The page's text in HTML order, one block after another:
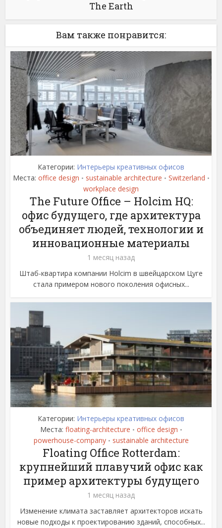
The Earth
Вам также понравится:
Категории: Интерьеры креативных офисов
Места: office design • sustainable architecture • Switzerland •
workplace design
The Future Office – Holcim HQ:
офис будущего, где архитектура
объединяет людей, технологии и
инновационные материалы
1 месяц назад
Штаб-квартира компании Holcim в швейцарском Цуге
стала примером нового поколения офисных...
Категории: Интерьеры креативных офисов
Места: floating-architecture • office design •
powerhouse-company • sustainable architecture
Floating Office Rotterdam:
крупнейший плавучий офис как
пример архитектуры будущего
1 месяц назад
Изменение климата заставляет архитекторов искать
новые подходы к проектированию зданий, способных...